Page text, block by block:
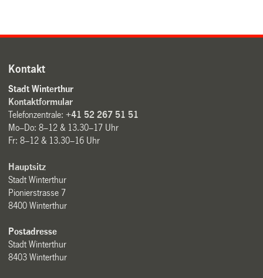
Kontakt
Stadt Winterthur
Kontaktformular
Telefonzentrale:+41 52 267 51 51
Mo–Do: 8–12 & 13.30–17 Uhr
Fr: 8–12 & 13.30–16 Uhr
Hauptsitz
Stadt Winterthur
Pionierstrasse 7
8400 Winterthur
Postadresse
Stadt Winterthur
8403 Winterthur